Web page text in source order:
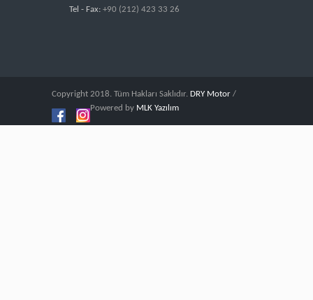
Tel - Fax: +90 (212) 423 33 26
Copyright 2018. Tüm Hakları Saklıdır. DRY Motor /
Powered by MLK Yazılım